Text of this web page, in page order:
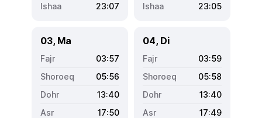
23:07
23:05
03, Ma
03:57
05:56
13:40
17:50
04, Di
03:59
05:58
13:40
17:49